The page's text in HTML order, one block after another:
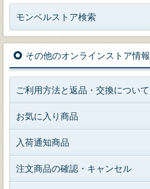
モンベルストア検索
その他のオンラインストア情報
ご利用方法と返品・交換について
お気に入り商品
入荷通知商品
注文商品の確認・キャンセル